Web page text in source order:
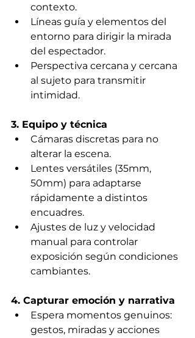
contexto.
Líneas guía y elementos del
entorno para dirigir la mirada
del espectador.
Perspectiva cercana y cercana
al sujeto para transmitir
intimidad.
3. Equipo y técnica
Cámaras discretas para no
alterar la escena.
Lentes versátiles (35mm,
50mm) para adaptarse
rápidamente a distintos
encuadres.
Ajustes de luz y velocidad
manual para controlar
exposición según condiciones
cambiantes.
4. Capturar emoción y narrativa
Espera momentos genuinos:
gestos, miradas y acciones